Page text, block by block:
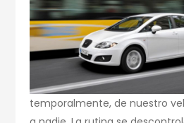
temporalmente, de nuestro